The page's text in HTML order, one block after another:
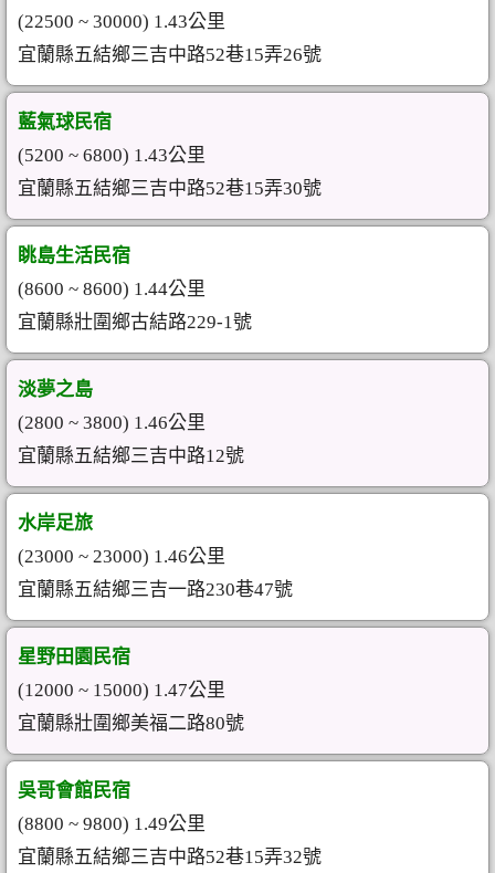
(22500 ~ 30000) 1.43公里
宜蘭縣五結鄉三吉中路52巷15弄26號
藍氣球民宿
(5200 ~ 6800) 1.43公里
宜蘭縣五結鄉三吉中路52巷15弄30號
眺島生活民宿
(8600 ~ 8600) 1.44公里
宜蘭縣壯圍鄉古結路229-1號
淡夢之島
(2800 ~ 3800) 1.46公里
宜蘭縣五結鄉三吉中路12號
水岸足旅
(23000 ~ 23000) 1.46公里
宜蘭縣五結鄉三吉一路230巷47號
星野田園民宿
(12000 ~ 15000) 1.47公里
宜蘭縣壯圍鄉美福二路80號
吳哥會館民宿
(8800 ~ 9800) 1.49公里
宜蘭縣五結鄉三吉中路52巷15弄32號